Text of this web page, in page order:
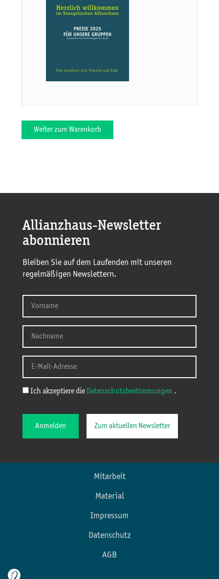
Weiter zum Warenkorb
Allianzhaus-Newsletter
abonnieren
Bleiben Sie auf dem Laufenden mit unseren
regelmäßigen Newslettern.
Ich akzeptiere die Datenschutzbestimmungen .
Anmelden Zum aktuellen Newsletter
Mitarbeit
Material
Impressum
Datenschutz
AGB